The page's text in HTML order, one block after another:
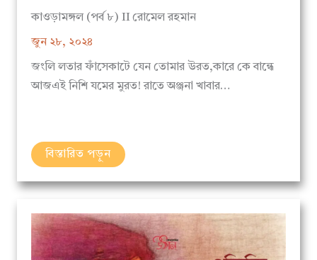
জুন ২৮, ২০২৪
জংলি লতার ফাঁসেকাটে যেন তোমার উরত,কারে কে বান্ধে
আজএই নিশি যমের মুরত! রাতে অঞ্জনা খাবার…